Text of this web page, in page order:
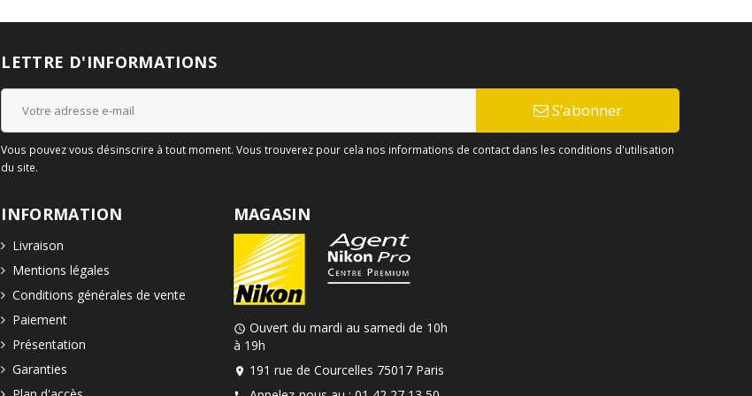
LETTRE D'INFORMATIONS
S’abonner
Vous pouvez vous désinscrire à tout moment. Vous trouverez pour cela nos informations de contact dans les conditions d'utilisation
du site.
INFORMATION
Livraison
Mentions légales
Conditions générales de vente
Paiement
Présentation
Garanties
MAGASIN
schedule Ouvert du mardi au samedi de 10h
à 19h
location_on 191 rue de Courcelles 75017 Paris